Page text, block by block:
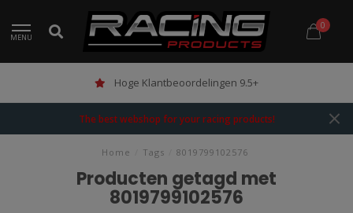
MENU
0
Hoge Klantbeoordelingen 9.5+
The best webshop for your racing products!
Home Tags 8019799102576
Producten getagd met
8019799102576